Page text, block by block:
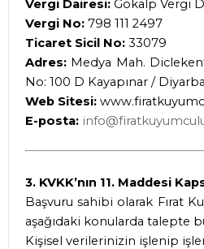
Vergi Dairesi: Gökalp Vergi
Vergi No: 798 111 2497
Ticaret Sicil No: 33079
Adres: Medya Mah.
No: 100 D Kayapınar /
Web Sitesi:
E-posta:
3. KVKK’nın 11. Maddesi
Başvuru sahibi olarak Fırat
aşağıdaki konularda talepte
Kişisel verilerinizin işlenip